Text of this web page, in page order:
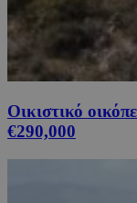
Οικιστικό
€290,000